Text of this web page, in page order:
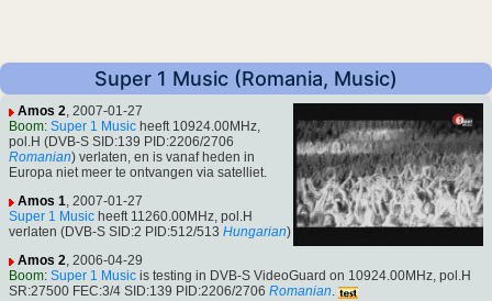
Super 1 Music (Romania, Music)
Amos 2, 2007-01-27
Boom: Super 1 Music heeft 10924.00MHz,
pol.H (DVB-S SID:139 PID:2206/2706
Romanian) verlaten, en is vanaf heden in
Europa niet meer te ontvangen via satelliet.
Amos 1, 2007-01-27
Super 1 Music heeft 11260.00MHz, pol.H
verlaten (DVB-S SID:2 PID:512/513 Hungarian)
Amos 2, 2006-04-29
Boom: Super 1 Music is testing in DVB-S VideoGuard on 10924.00MHz, pol.H
SR:27500 FEC:3/4 SID:139 PID:2206/2706 Romanian.